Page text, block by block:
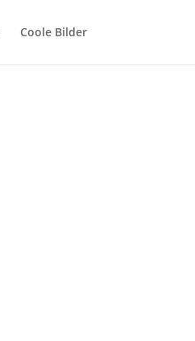
Coole Bilder